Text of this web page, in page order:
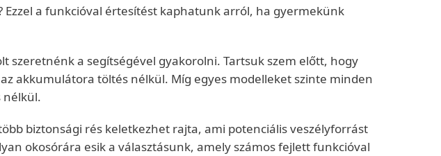
Ezzel a funkcióval értesítést kaphatunk arról, ha gyermekünk
a segítségével gyakorolni. Tartsuk szem előtt, hogy
akkumulátora töltés nélkül. Míg egyes modelleket szinte minden
nélkül.
biztonsági rés keletkezhet rajta, ami potenciális veszélyforrást
okosórára esik a választásunk, amely számos fejlett funkcióval